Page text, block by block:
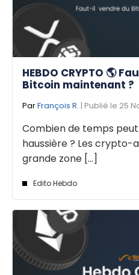
HEBDO CRYPTO 🌎
Bitcoin maintenant ?
ParFrançois R. | Publié le 25
Combien de temps
haussière ? Les crypto-
grande zone [...]
Edito Hebdo